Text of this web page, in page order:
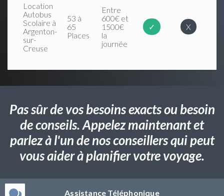
Location
Autobus
Scolaire à
Argenton-
sur-
Creuse
53 à
65
Places
Entre
600€ et
1500€
la
journée
✓ X
Pas sûr de vos besoins exacts ou besoin
de conseils. Appelez maintenant et
parlez à l'un de nos conseillers qui peut
vous aider à planifier votre voyage.
Assistance Téléphonique